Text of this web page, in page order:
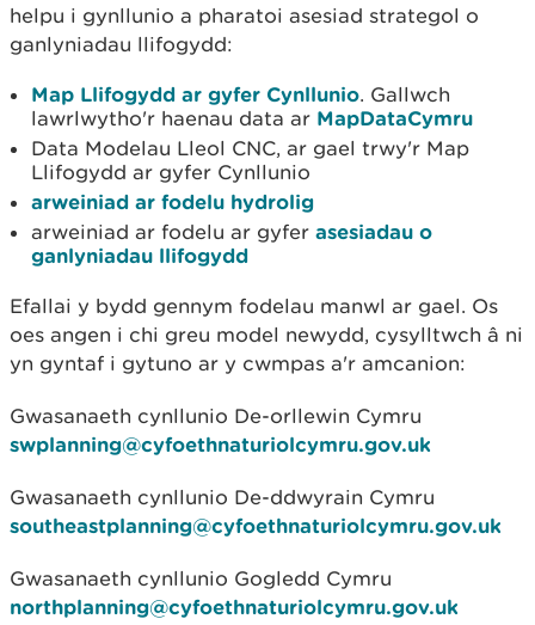
helpu i gynllunio a pharatoi asesiad strategol o
ganlyniadau llifogydd:
Map Llifogydd ar gyfer Cynllunio. Gallwch
lawrlwytho'r haenau data ar MapDataCymru
Data Modelau Lleol CNC, ar gael trwy'r Map
Llifogydd ar gyfer Cynllunio
arweiniad ar fodelu hydrolig
arweiniad ar fodelu ar gyfer asesiadau o
ganlyniadau llifogydd
Efallai y bydd gennym fodelau manwl ar gael. Os
oes angen i chi greu model newydd, cysylltwch â ni
yn gyntaf i gytuno ar y cwmpas a'r amcanion:
Gwasanaeth cynllunio De-orllewin Cymru
swplanning@cyfoethnaturiolcymru.gov.uk
Gwasanaeth cynllunio De-ddwyrain Cymru
southeastplanning@cyfoethnaturiolcymru.gov.uk
Gwasanaeth cynllunio Gogledd Cymru
northplanning@cyfoethnaturiolcymru.gov.uk